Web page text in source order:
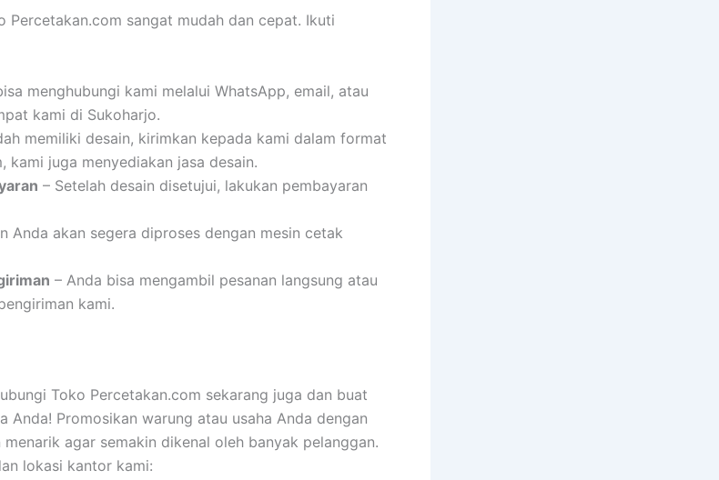
Percetakan.com sangat mudah dan cepat. Ikuti
menghubungi kami melalui WhatsApp, email, atau
kami di Sukoharjo.
memiliki desain, kirimkan kepada kami dalam format
kami juga menyediakan jasa desain.
– Setelah desain disetujui, lakukan pembayaran
Anda akan segera diproses dengan mesin cetak
– Anda bisa mengambil pesanan langsung atau
kami.
Toko Percetakan.com sekarang juga dan buat
Anda! Promosikan warung atau usaha Anda dengan
agar semakin dikenal oleh banyak pelanggan.
lokasi kantor kami: